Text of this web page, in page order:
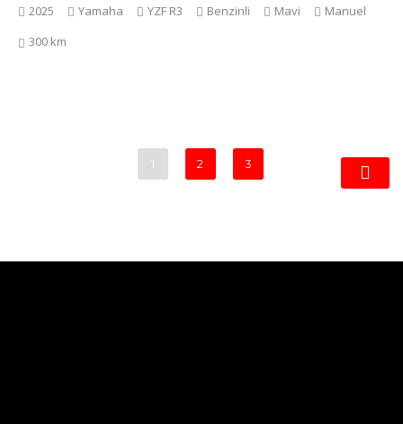
2025 Yamaha YZF R3 Benzinli Mavi
Manuel
300 km
1 2 3